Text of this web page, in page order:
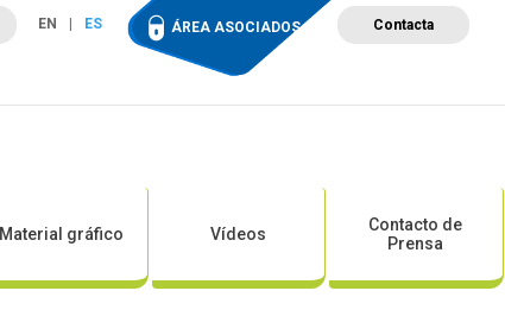
EN ES ÁREA ASOCIADOS Contacta
Campus de Formación
Material gráfico Vídeos
Contacto de
Prensa